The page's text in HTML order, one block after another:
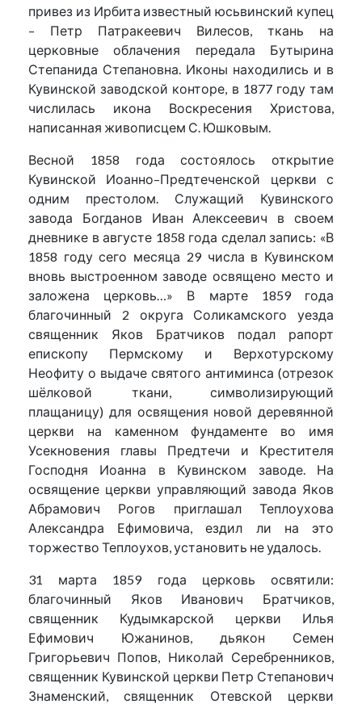
привез из Ирбита известный юсьвинский купец
– Петр Патракеевич Вилесов, ткань на
церковные облачения передала Бутырина
Степанида Степановна. Иконы находились и в
Кувинской заводской конторе, в 1877 году там
числилась икона Воскресения Христова,
написанная живописцем С. Юшковым.
Весной 1858 года состоялось открытие
Кувинской Иоанно–Предтеченской церкви с
одним престолом. Служащий Кувинского
завода Богданов Иван Алексеевич в своем
дневнике в августе 1858 года сделал запись: «В
1858 году сего месяца 29 числа в Кувинском
вновь выстроенном заводе освящено место и
заложена церковь…» В марте 1859 года
благочинный 2 округа Соликамского уезда
священник Яков Братчиков подал рапорт
епископу Пермскому и Верхотурскому
Неофиту о выдаче святого антиминса (отрезок
шёлковой ткани, символизирующий
плащаницу) для освящения новой деревянной
церкви на каменном фундаменте во имя
Усекновения главы Предтечи и Крестителя
Господня Иоанна в Кувинском заводе. На
освящение церкви управляющий завода Яков
Абрамович Рогов приглашал Теплоухова
Александра Ефимовича, ездил ли на это
торжество Теплоухов, установить не удалось.
31 марта 1859 года церковь освятили:
благочинный Яков Иванович Братчиков,
священник Кудымкарской церкви Илья
Ефимович Южанинов, дьякон Семен
Григорьевич Попов, Николай Серебренников,
священник Кувинской церкви Петр Степанович
Знаменский, священник Отевской церкви